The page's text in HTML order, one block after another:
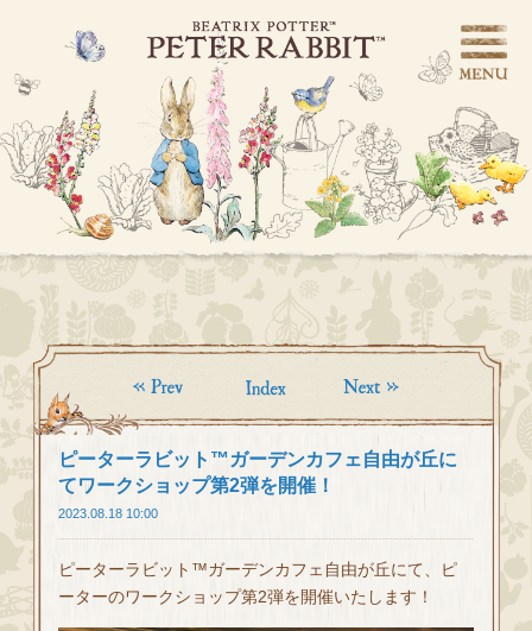
ピーターラビット™ガーデンカフェ自由が丘に
てワークショップ第2弾を開催！
2023.08.18 10:00
ピーターラビット™ガーデンカフェ自由が丘にて、ピ
ーターのワークショップ第2弾を開催いたします！